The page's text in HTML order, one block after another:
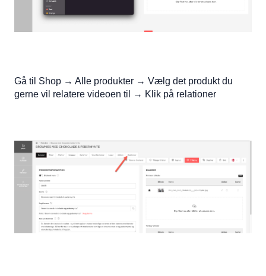
Gå til Shop → Alle produkter → Vælg det produkt du
gerne vil relatere videoen til → Klik på relationer